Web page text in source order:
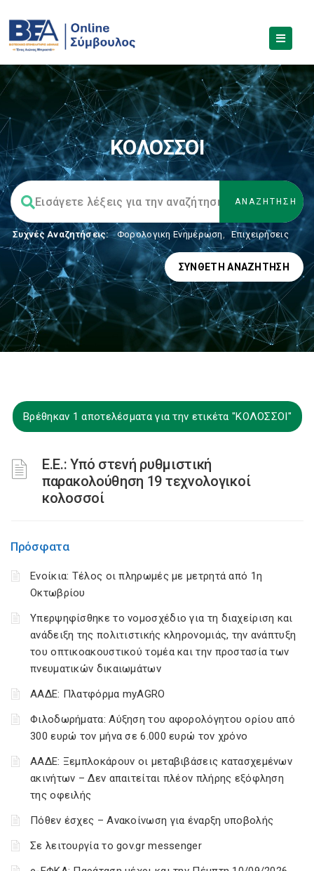
ΚΟΛΟΣΣΟΙ
Συχνές Αναζητήσεις: Φορολογικη Ενημέρωση, Επιχειρήσεις
ΣΎΝΘΕΤΗ ΑΝΑΖΉΤΗΣΗ
Βρέθηκαν 1 αποτελέσματα για την ετικέτα "ΚΟΛΟΣΣΟΙ"
Ε.Ε.: Υπό στενή ρυθμιστική
παρακολούθηση 19 τεχνολογικοί
κολοσσοί
Πρόσφατα
Ενοίκια: Τέλος οι πληρωμές με μετρητά από 1η
Οκτωβρίου
Υπερψηφίσθηκε το νομοσχέδιο για τη διαχείριση και
ανάδειξη της πολιτιστικής κληρονομιάς, την ανάπτυξη
του οπτικοακουστικού τομέα και την προστασία των
πνευματικών δικαιωμάτων
ΑΑΔΕ: Πλατφόρμα myAGRO
Φιλοδωρήματα: Αύξηση του αφορολόγητου ορίου από
300 ευρώ τον μήνα σε 6.000 ευρώ τον χρόνο
ΑΑΔΕ: Ξεμπλοκάρουν οι μεταβιβάσεις κατασχεμένων
ακινήτων – Δεν απαιτείται πλέον πλήρης εξόφληση
της οφειλής
Πόθεν έσχες – Ανακοίνωση για έναρξη υποβολής
Σε λειτουργία το gov.gr messenger